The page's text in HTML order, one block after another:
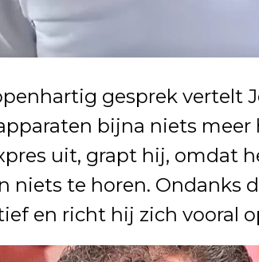
gesprek vertelt
bijna niets meer
uit, grapt hij, omdat
niets te horen. Ondanks
en richt hij zich vooral